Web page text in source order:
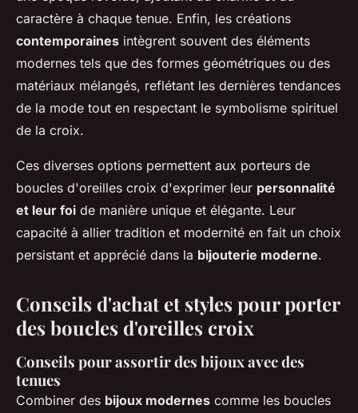
caractère à chaque tenue. Enfin, les créations
contemporaines intègrent souvent des éléments
modernes tels que des formes géométriques ou des
matériaux mélangés, reflétant les dernières tendances
de la mode tout en respectant le symbolisme spirituel
de la croix.
Ces diverses options permettent aux porteurs de
boucles d'oreilles croix d'exprimer leur personnalité
et leur foi de manière unique et élégante. Leur
capacité à allier tradition et modernité en fait un choix
persistant et apprécié dans la bijouterie moderne.
Conseils d'achat et styles pour porter
des boucles d'oreilles croix
Conseils pour assortir des bijoux avec des
tenues
Combiner des bijoux modernes comme les boucles